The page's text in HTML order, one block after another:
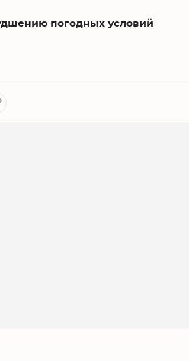
погодных условий